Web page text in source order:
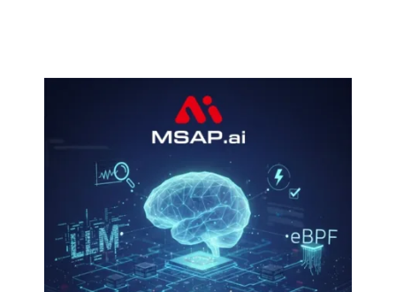
이벤트 & 세미나
블로그
자료실